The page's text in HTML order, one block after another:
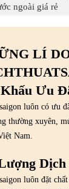
ngoài giá rẻ
LÍ
Ưu
luôn có ưu
thường xuyên,
Nam.
luôn đặt